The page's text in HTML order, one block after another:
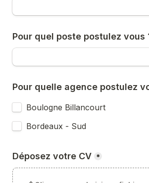
Pour quel poste postulez vous
Pour quelle agence postulez
Bordeaux - Sud
Déposez votre CV *